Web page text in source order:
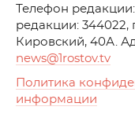
Телефон редакции:
редакции:
Кировский, 40А.
news@1rostov.tv
Политика
информации